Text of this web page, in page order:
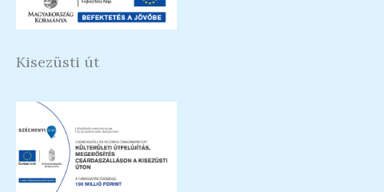
Kisezüsti út